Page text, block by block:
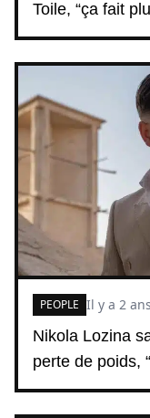
Toile, “ça fait
Nikola Lozina
perte de poids,
PEOPLE Il y a 2 ans